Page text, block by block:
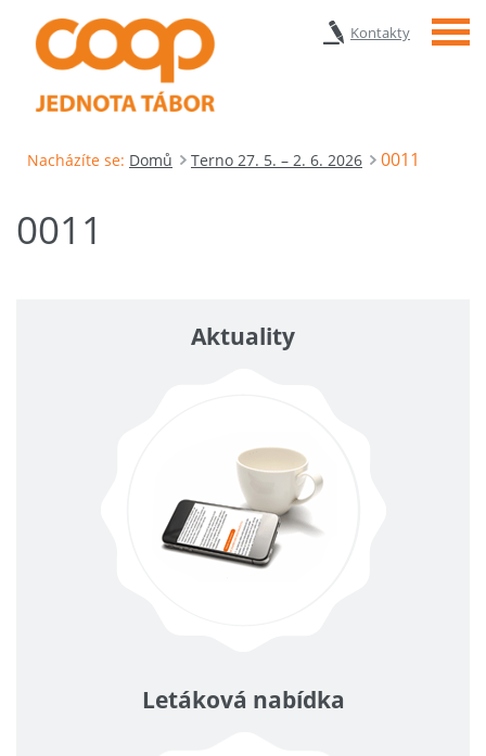
Kontakty Menu
Nacházíte se: Domů Terno 27. 5. – 2. 6. 2026 0011
0011
Aktuality
Letáková nabídka